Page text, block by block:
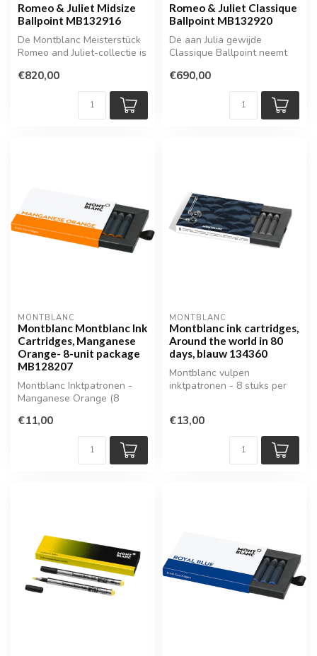
Romeo & Juliet Midsize
Ballpoint MB132916
De Montblanc Meisterstück
Romeo and Juliet-collectie is
€820,00
Romeo & Juliet Classique
Ballpoint MB132920
De aan Julia gewijde
Classique Ballpoint neemt
uitspraa...
€690,00
MONTBLANC
Montblanc Montblanc Ink
Cartridges, Manganese
Orange- 8-unit package
MB128207
Montblanc Inktpatronen -
Manganese Orange (8
€11,00
MONTBLANC
Montblanc ink cartridges,
Around the world in 80
days, blauw 134360
Montblanc vulpen
inktpatronen - 8 stuks per
€13,00